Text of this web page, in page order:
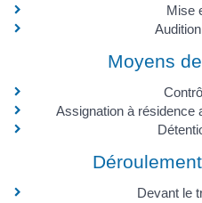
Mise
Moyens
Assignation à résidence
Devant le